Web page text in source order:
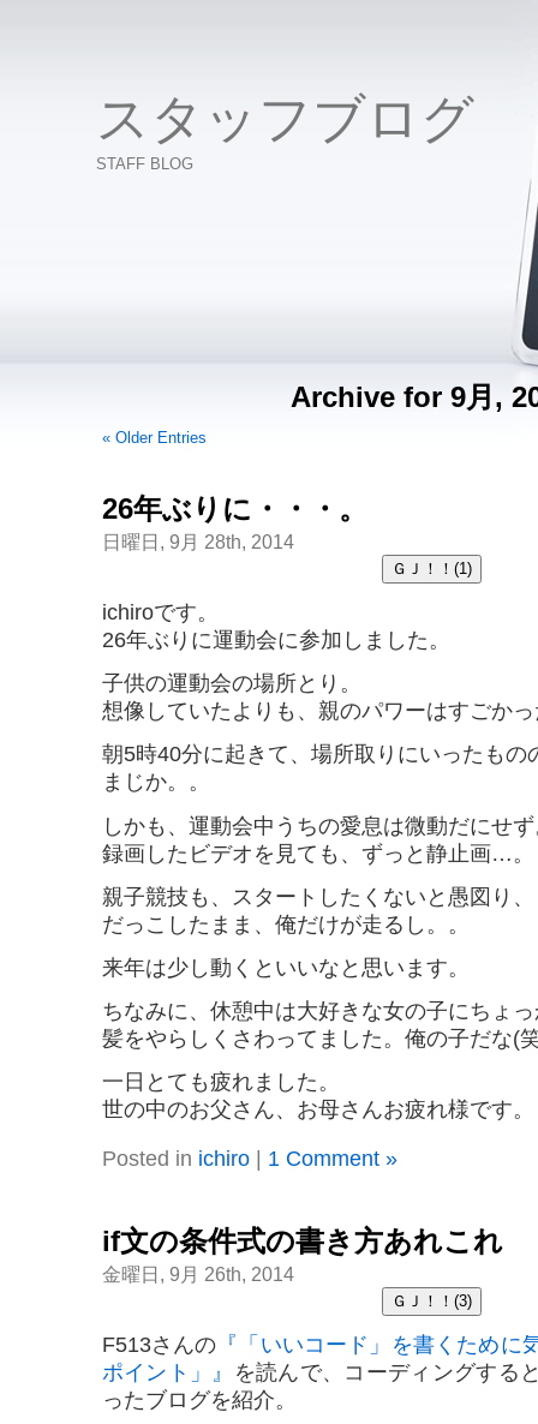
スタッフブログ
STAFF BLOG
Archive for 9月,
« Older Entries
26年ぶりに・・・。
日曜日, 9月 28th, 2014
ichiroです。
26年ぶりに運動会に参加しました。
子供の運動会の場所とり。
想像していたよりも、親のパワーはすごか
朝5時40分に起きて、場所取りにいったも
まじか。。
しかも、運動会中うちの愛息は微動だにせ
録画したビデオを見ても、ずっと静止画…。
親子競技も、スタートしたくないと愚図り、
だっこしたまま、俺だけが走るし。。
来年は少し動くといいなと思います。
ちなみに、休憩中は大好きな女の子にちょ
髪をやらしくさわってました。俺の子だな(
一日とても疲れました。
世の中のお父さん、お母さんお疲れ様です。
Posted in ichiro| 1 Comment »
if文の条件式の書き方あれこれ
金曜日, 9月 26th, 2014
F513さんの 『「いいコード」を書くために
ポイント」』
を読んで、コーディングする
ったブログを紹介。